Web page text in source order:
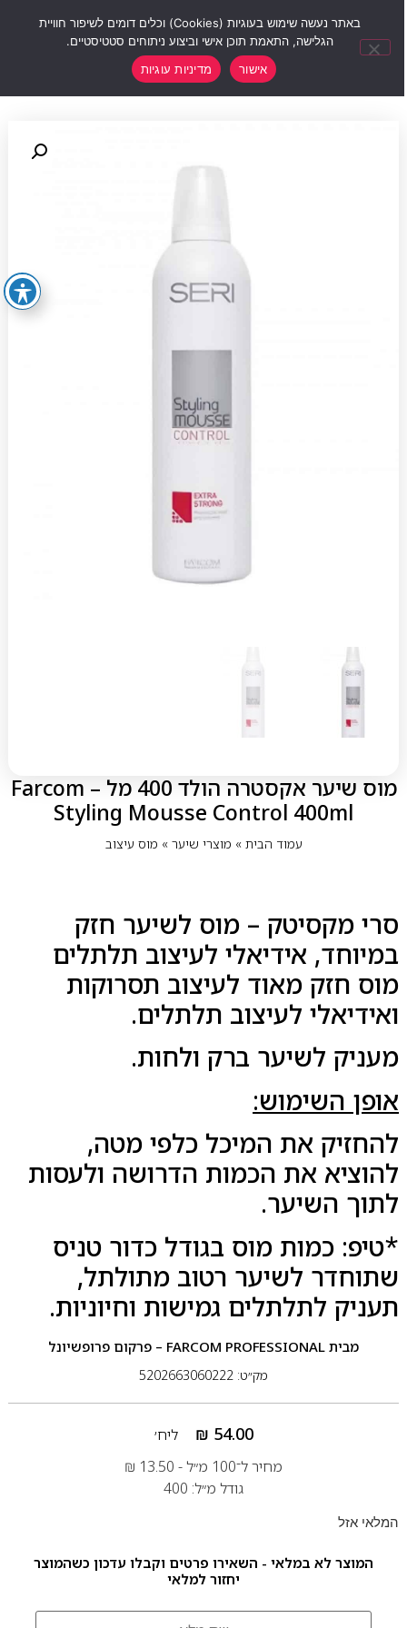
מוס שיער אקסטרה הולד 400 מל – Farcom
Styling Mousse Control 400ml
עמוד הבית» מוצרי שיער» מוס עיצוב
סרי מקסיטק – מוס לשיער חזק
במיוחד, אידיאלי לעיצוב תלתלים
מוס חזק מאוד לעיצוב תסרוקות
ואידיאלי לעיצוב תלתלים.
מעניק לשיער ברק ולחות.
אופן השימוש:
להחזיק את המיכל כלפי מטה,
להוציא את הכמות הדרושה ולעסות
לתוך השיער.
*טיפ: כמות מוס בגודל כדור טניס
שתוחדר לשיער רטוב מתולתל,
תעניק לתלתלים גמישות וחיוניות.
מבית FARCOM PROFESSIONAL – פרקום פרופשיונל
מק״ט: 5202663060222
₪ 54.00
ליח׳
מחיר ל־100 מ״ל -
₪ 13.50
גודל מ״ל: 400
המלאי אזל
המוצר לא במלאי - השאירו פרטים וקבלו עדכון כשהמוצר
יחזור למלאי
באתר נעשה שימוש בעוגיות (Cookies) וכלים דומים לשיפור חוויית
הגלישה, התאמת תוכן אישי וביצוע ניתוחים סטטיסטיים.
אישור
מדיניות עוגיות